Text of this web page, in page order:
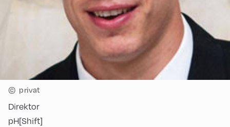
© privat
Direktor
pH[Shift]